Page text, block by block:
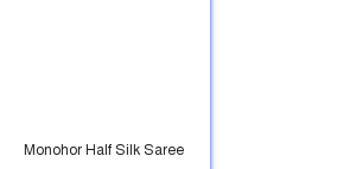
Monohor Half Silk Saree